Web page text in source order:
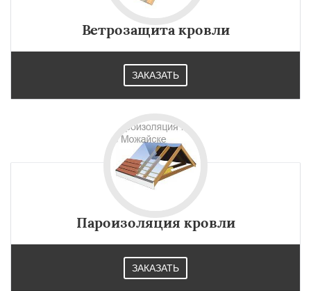
Ветрозащита кровли
ЗАКАЗАТЬ
Пароизоляция кровли
ЗАКАЗАТЬ